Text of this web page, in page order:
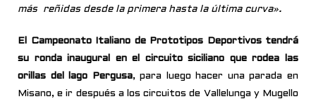
más reñidas desde la primera hasta la última curva».
El Campeonato Italiano de Prototipos Deportivos tendrá
su ronda inaugural en el circuito siciliano que rodea las
orillas del lago Pergusa, para luego hacer una parada en
Misano, e ir después a los circuitos de Vallelunga y Mugello